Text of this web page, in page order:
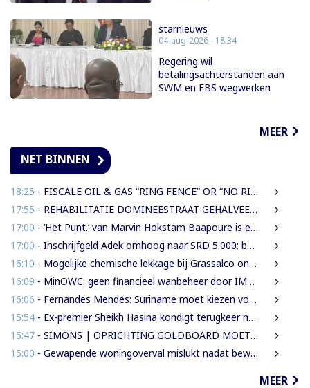
starnieuws
04-aug-2026 - 18:34
Regering wil
betalingsachterstanden aan
SWM en EBS wegwerken
MEER
NET BINNEN
18:25 - FISCALE OIL & GAS “RING FENCE” OR “NO RING FENCE”? THAT IS THE QUESTION!
17:55 - REHABILITATIE DOMINEESTRAAT GEHALVEERD TOT TWEE WEKEN NA ERNSTIGE VERKEERSCHAOS
17:00 - ‘Het Punt.’ van Marvin Hokstam Baapoure is een thriller die je niet meer loslaat
17:00 - Inschrijfgeld Adek omhoog naar SRD 5.000; betalingsregeling van drie naar twee termijnen
16:10 - Mogelijke chemische lekkage bij Grassalco onderzocht als oorzaak vissterfte
16:09 - MinOWC: geen financieel wanbeheer door IMEAO-2-directeur, wel procedurele fouten
16:06 - Fernandes Mendes: Suriname moet kiezen voor presidentieel of parlementair stelsel
15:54 - Ex-premier Sheikh Hasina kondigt terugkeer naar Bangladesh aan ondanks doodstraf
15:47 - SIMONS | OPRICHTING GOLDBOARD MOET GOUDSECTOR ORDENEN EN STAATSINKOMSTEN VERHOGEN
15:00 - Gewapende woningoverval mislukt nadat bewoners en buren alarm slaan
MEER